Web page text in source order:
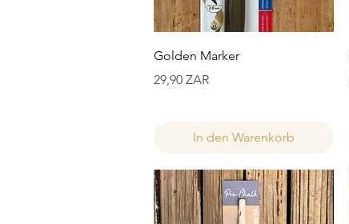
Schnellansicht
Golden Marker
Preis
29,90 ZAR
In den Warenkorb